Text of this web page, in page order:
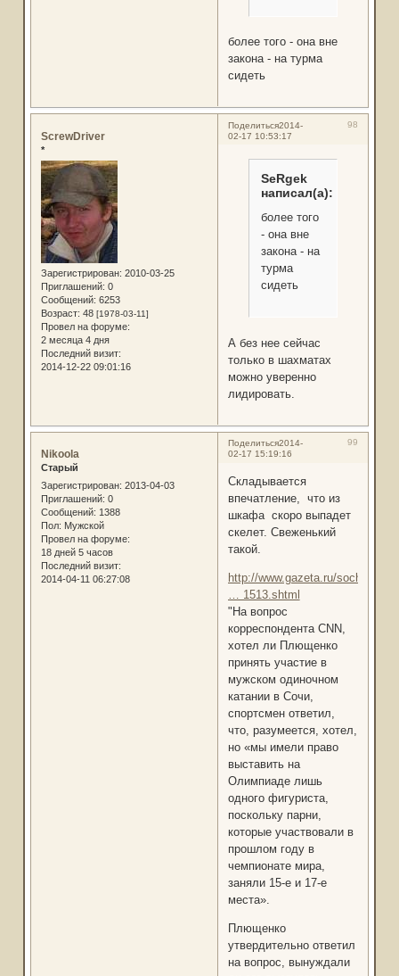
более того - она вне
закона - на турма
сидеть
Поделиться 98
2014-
02-17 10:53:17
ScrewDriver
*
Зарегистрирован: 2010-03-25
Приглашений: 0
Сообщений: 6253
Возраст: 48 [1978-03-11]
Провел на форуме:
2 месяца 4 дня
Последний визит:
2014-12-22 09:01:16
SeRgek
написал(а):
более того
- она вне
закона - на
турма
сидеть
А без нее сейчас
только в шахматах
можно уверенно
лидировать.
Поделиться 99
2014-
02-17 15:19:16
Nikoola
Старый
Зарегистрирован: 2013-04-03
Приглашений: 0
Сообщений: 1388
Пол: Мужской
Провел на форуме:
18 дней 5 часов
Последний визит:
2014-04-11 06:27:08
Складывается
впечатление, что из
шкафа скоро выпадет
скелет. Свеженький
такой.
http://www.gazeta.ru/sochi2014/
… 1513.shtml
"На вопрос
корреспондента CNN,
хотел ли Плющенко
принять участие в
мужском одиночном
катании в Сочи,
спортсмен ответил,
что, разумеется, хотел,
но «мы имели право
выставить на
Олимпиаде лишь
одного фигуриста,
поскольку парни,
которые участвовали в
прошлом году в
чемпионате мира,
заняли 15-е и 17-е
места».
Плющенко
утвердительно ответил
на вопрос, вынуждали